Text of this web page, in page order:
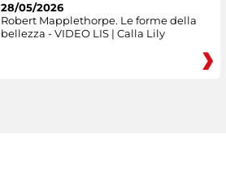
28/05/2026
Robert Mapplethorpe. Le forme della
bellezza - VIDEO LIS | Calla Lily